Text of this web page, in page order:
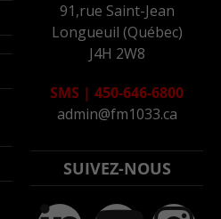
91,rue Saint-Jean
Longueuil (Québec)
J4H 2W8
SMS | 450-646-6800
admin@fm1033.ca
SUIVEZ-NOUS